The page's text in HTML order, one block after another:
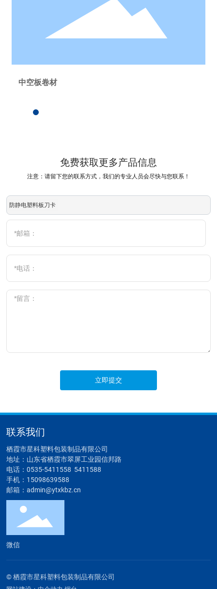
中空板卷材
免费获取更多产品信息
注意：请留下您的联系方式，我们的专业人员会尽快与您联系！
防静电塑料板刀卡
立即提交
联系我们
栖霞市星科塑料包装制品有限公司
地址：山东省栖霞市翠屏工业园信邦路
电话：0535-5411558 5411588
手机： 15098639588
邮箱：admin@ytxkbz.cn
微信
© 栖霞市星科塑料包装制品有限公司